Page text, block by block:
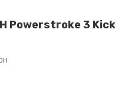
Powerstroke 3 Kick